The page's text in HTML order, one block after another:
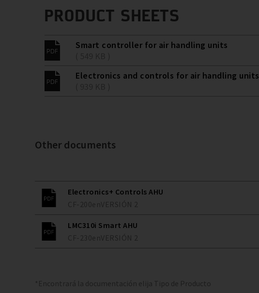
PRODUCT SHEETS
Smart controller for air handling units
Electronics and controls for air handling units
Other documents
Electronics+ Controls AHU
CF-200enVERSIÓN 2
LMC310i Smart AHU
CF-230enVERSIÓN 2
*Encontrará la documentación elija Tipo de Producto